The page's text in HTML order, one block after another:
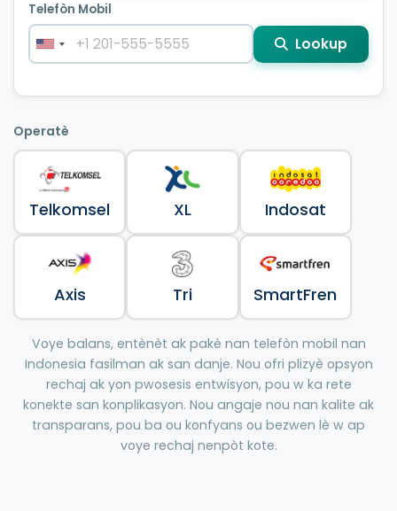
Telefòn Mobil
Lookup
Operatè
Telkomsel XL Indosat
Axis Tri SmartFren
Voye balans, entènèt ak pakè nan telefòn mobil nan
Indonesia fasilman ak san danje. Nou ofri plizyè opsyon
rechaj ak yon pwosesis entwisyon, pou w ka rete
konekte san konplikasyon. Nou angaje nou nan kalite ak
transparans, pou ba ou konfyans ou bezwen lè w ap
voye rechaj nenpòt kote.